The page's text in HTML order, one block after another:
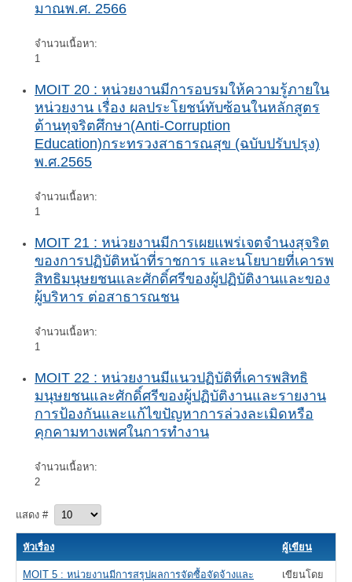
มาณพ.ศ. 2566
จำนวนเนื้อหา:
1
MOIT 20 : หน่วยงานมีการอบรมให้ความรู้ภายใน
หน่วยงาน เรื่อง ผลประโยชน์ทับซ้อนในหลักสูตร
ต้านทุจริตศึกษา(Anti-Corruption
Education)กระทรวงสาธารณสุข (ฉบับปรับปรุง)
พ.ศ.2565
จำนวนเนื้อหา:
1
MOIT 21 : หน่วยงานมีการเผยแพร่เจตจำนงสุจริต
ของการปฏิบัติหน้าที่ราชการ และนโยบายที่เคารพ
สิทธิมนุษยชนและศักดิ์ศรีของผู้ปฏิบัติงานและของ
ผู้บริหาร ต่อสาธารณชน
จำนวนเนื้อหา:
1
MOIT 22 : หน่วยงานมีแนวปฏิบัติที่เคารพสิทธิ
มนุษยชนและศักดิ์ศรีของผู้ปฏิบัติงานและรายงาน
การป้องกันและแก้ไขปัญหาการล่วงละเมิดหรือ
คุกคามทางเพศในการทำงาน
จำนวนเนื้อหา:
2
แสดง #
หัวเรื่อง ผู้เขียน
MOIT 5 : หน่วยงานมีการสรุปผลการจัดซื้อจัดจ้างและ
เขียนโดย